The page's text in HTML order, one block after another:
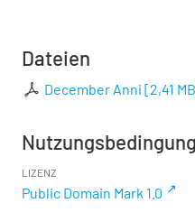
Dateien
December Anni [2,41 MB
LIZENZ
Public Domain Mark 1.0